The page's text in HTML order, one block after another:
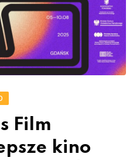
Film
kino